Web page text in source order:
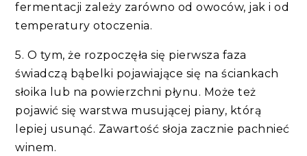
fermentacji zależy zarówno od owoców, jak i od
temperatury otoczenia.
5. O tym, że rozpoczęła się pierwsza faza
świadczą bąbelki pojawiające się na ściankach
słoika lub na powierzchni płynu. Może też
pojawić się warstwa musującej piany, którą
lepiej usunąć. Zawartość słoja zacznie pachnieć
winem.